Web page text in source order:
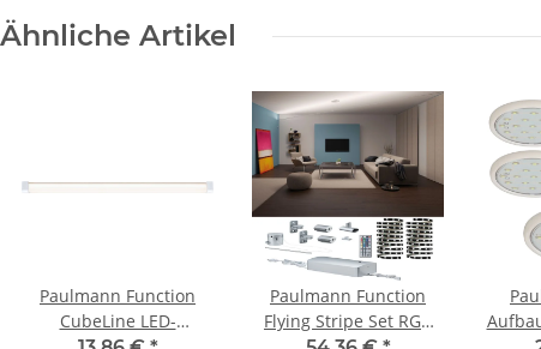
Ähnliche Artikel
Paulmann Function
CubeLine LED-
Paulmann Function
Flying Stripe Set RGB